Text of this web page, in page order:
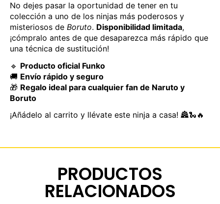
No dejes pasar la oportunidad de tener en tu
colección a uno de los ninjas más poderosos y
misteriosos de Boruto. Disponibilidad limitada,
¡cómpralo antes de que desaparezca más rápido que
una técnica de sustitución!
🔹 Producto oficial Funko
🚚 Envío rápido y seguro
🎁 Regalo ideal para cualquier fan de Naruto y
Boruto
¡Añádelo al carrito y llévate este ninja a casa! 🏯🐍🔥
PRODUCTOS
RELACIONADOS